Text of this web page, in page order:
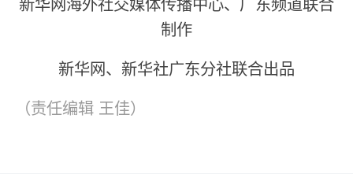
制作
新华网、新华社广东分社联合出品
（责任编辑 王佳）